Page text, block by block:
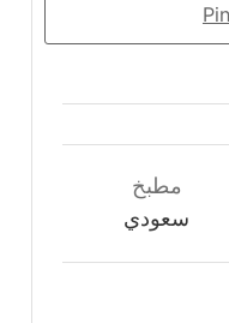
مطبخ
سعودي